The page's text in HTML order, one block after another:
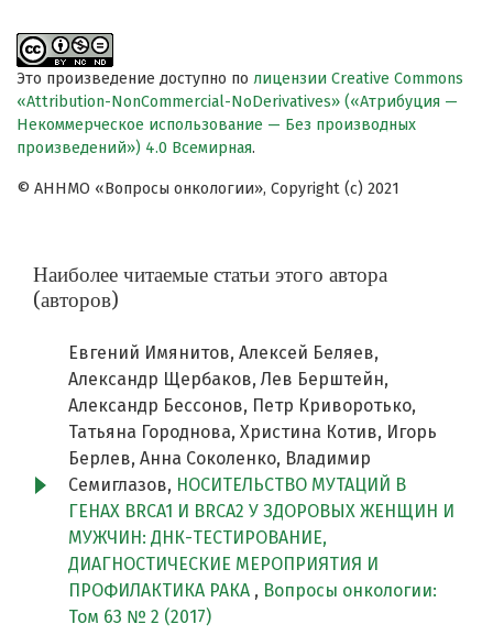
Это произведение доступно по лицензии Creative Commons
«Attribution-NonCommercial-NoDerivatives» («Атрибуция —
Некоммерческое использование — Без производных
произведений») 4.0 Всемирная.
© АННМО «Вопросы онкологии», Copyright (c) 2021
Наиболее читаемые статьи этого автора
(авторов)
Евгений Имянитов, Алексей Беляев,
Александр Щербаков, Лев Берштейн,
Александр Бессонов, Петр Криворотько,
Татьяна Городнова, Христина Котив, Игорь
Берлев, Анна Соколенко, Владимир
Семиглазов, НОСИТЕЛЬСТВО МУТАЦИЙ В
ГЕНАХ BRCA1 И BRCA2 У ЗДОРОВЫХ ЖЕНЩИН И
МУЖЧИН: ДНК-ТЕСТИРОВАНИЕ,
ДИАГНОСТИЧЕСКИЕ МЕРОПРИЯТИЯ И
ПРОФИЛАКТИКА РАКА , Вопросы онкологии:
Том 63 № 2 (2017)